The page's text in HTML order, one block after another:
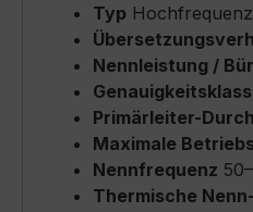
Typ
Nennleistung /
Primärleiter-
Maximale
Nennfrequenz
Thermische